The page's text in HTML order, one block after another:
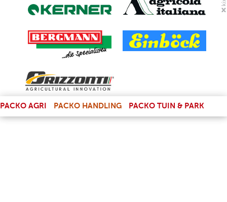
PACKO AGRI PACKO HANDLING PACKO TUIN & PARK